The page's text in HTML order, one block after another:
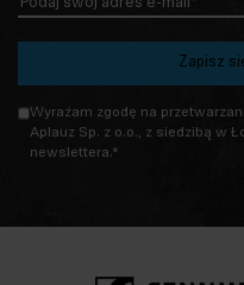
Zapisz
g-recaptcha-response
Wyrażam zgodę na
Aplauz Sp. z o.o., z siedzibą w
newslettera.*